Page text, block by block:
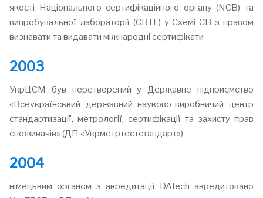
якості Національного сертифікаційного органу (NCB) та
випробувальної лабораторії (CBTL) у Cхемі СВ з правом
визнавати та видавати міжнародні сертифікати
2003
УкрЦСМ був перетворений у Державне підприємство
«Всеукраїнський державний науково-виробничий центр
стандартизації, метрології, сертифікації та захисту прав
споживачів» (ДП «Укрметртестстандарт»)
2004
німецьким органом з акредитації DATech акредитовано